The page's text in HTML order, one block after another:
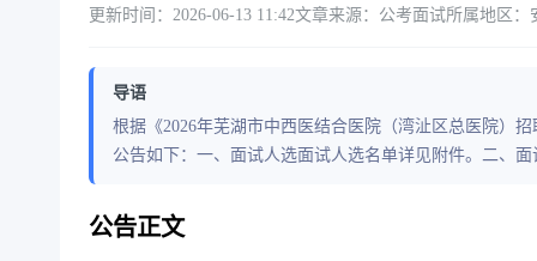
更新时间：2026-06-13 11:42文章来源：公考面试所属地区：
导语
根据《2026年芜湖市中西医结合医院（湾沚区总医院）
公告如下：一、面试人选面试人选名单详见附件。二、
公告正文